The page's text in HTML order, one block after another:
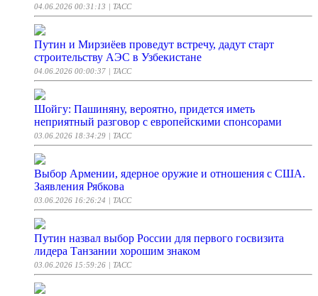
04.06.2026 00:31:13 | ТАСС
Путин и Мирзиёев проведут встречу, дадут старт
строительству АЭС в Узбекистане
04.06.2026 00:00:37 | ТАСС
Шойгу: Пашиняну, вероятно, придется иметь
неприятный разговор с европейскими спонсорами
03.06.2026 18:34:29 | ТАСС
Выбор Армении, ядерное оружие и отношения с США.
Заявления Рябкова
03.06.2026 16:26:24 | ТАСС
Путин назвал выбор России для первого госвизита
лидера Танзании хорошим знаком
03.06.2026 15:59:26 | ТАСС